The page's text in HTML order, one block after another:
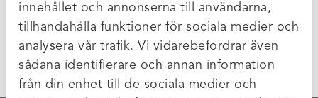
innehållet och annonserna till användarna,
tillhandahålla funktioner för sociala medier och
analysera vår trafik. Vi vidarebefordrar även
sådana identifierare och annan information
från din enhet till de sociala medier och
Föregående
XR Arbetsmiljöpolicy
Nästa
XR Miljöpolicy